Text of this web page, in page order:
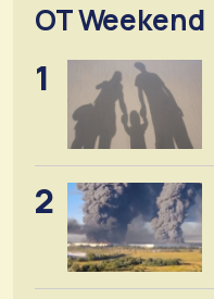
OT Weekend
1
2